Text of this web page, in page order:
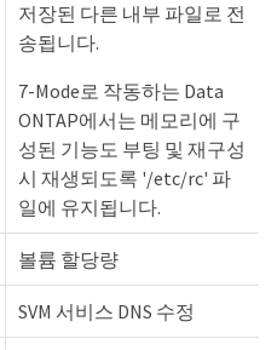
저장된 다른 내부 파일로 전
송됩니다.
7-Mode로 작동하는 Data
ONTAP에서는 메모리에 구
성된 기능도 부팅 및 재구성
시 재생되도록 '/etc/rc' 파
일에 유지됩니다.
볼륨 할당량
SVM 서비스 DNS 수정